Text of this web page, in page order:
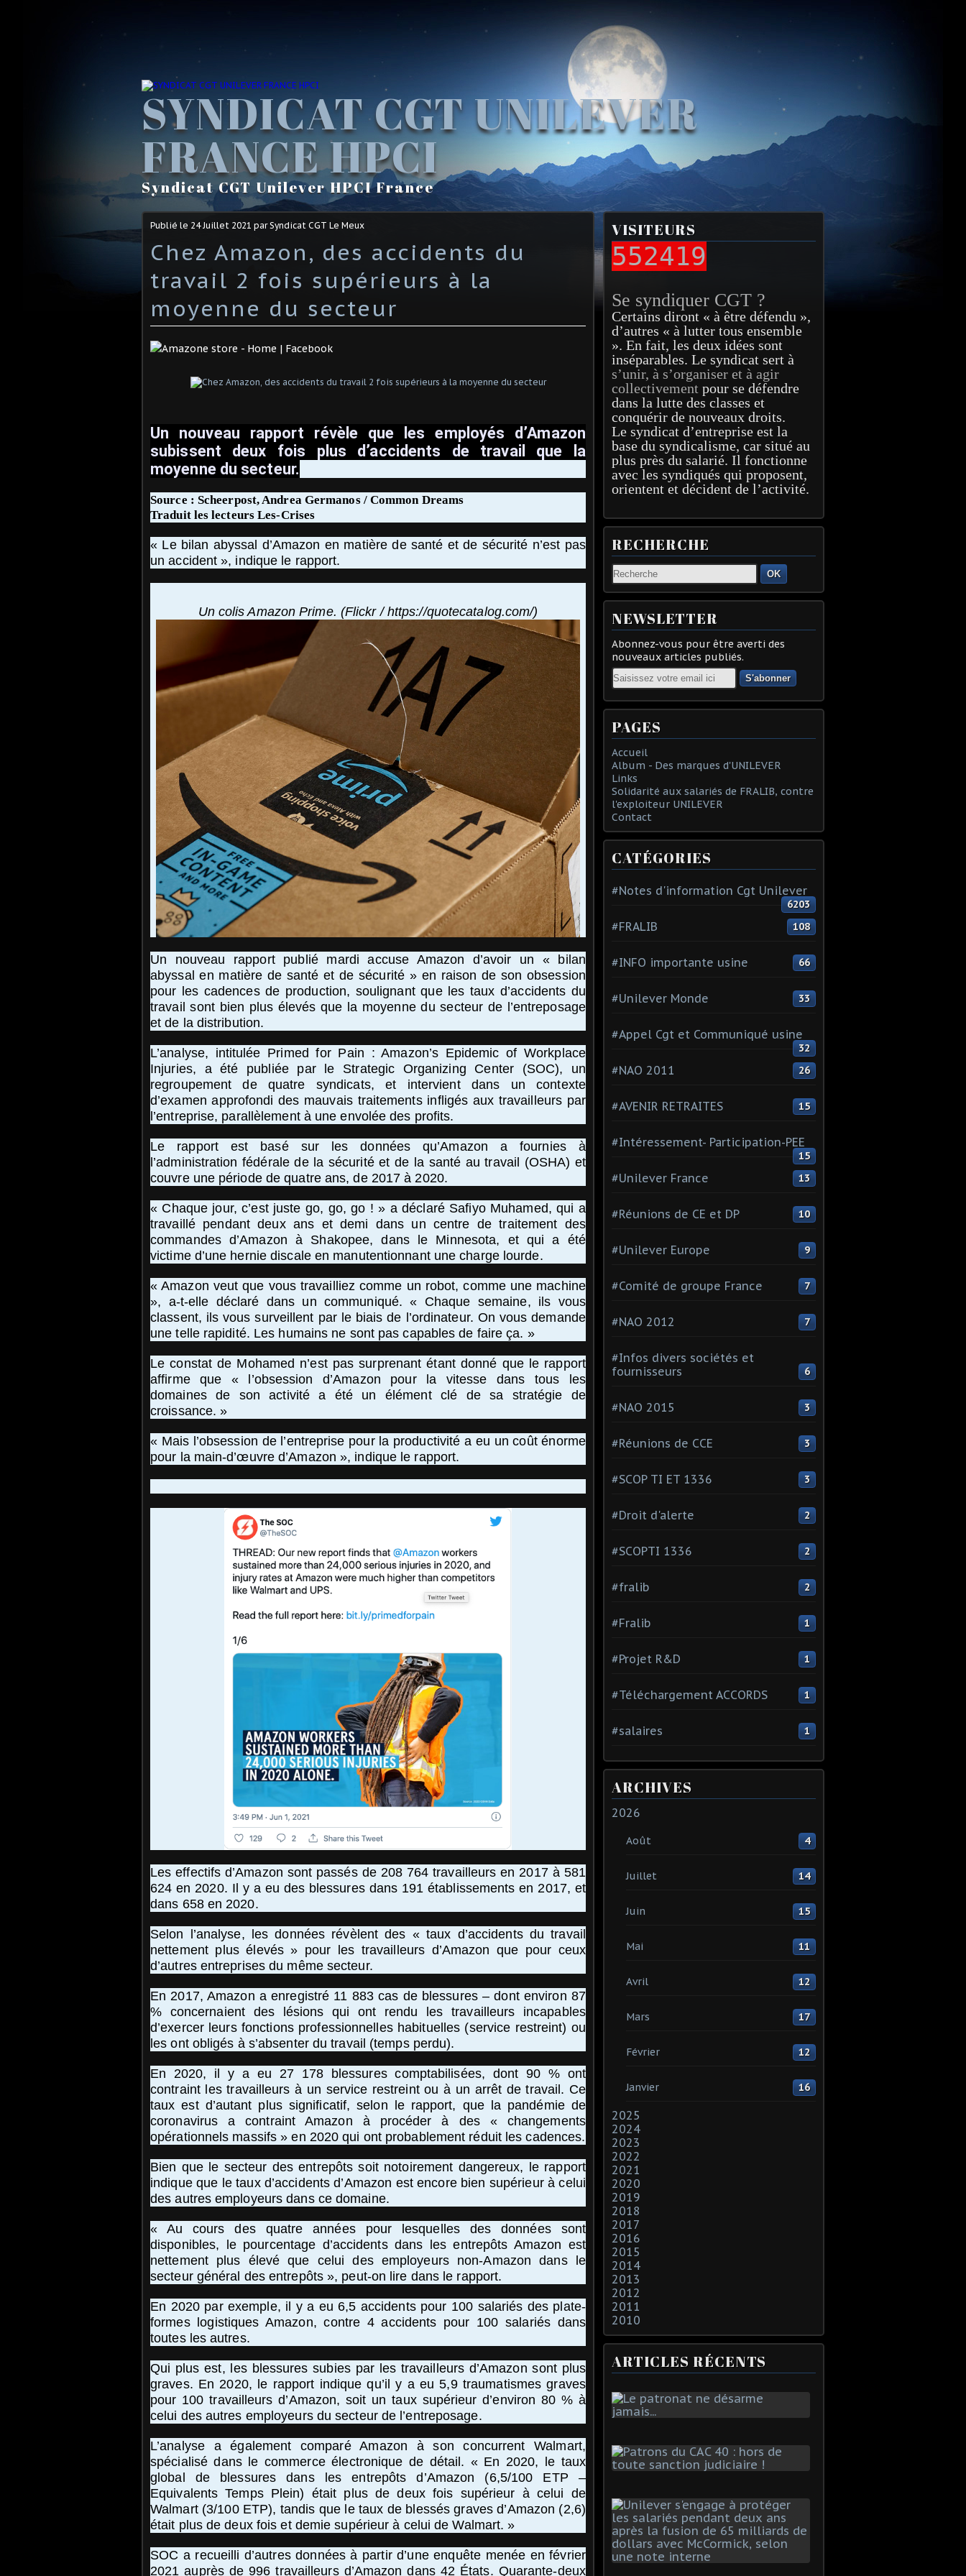
SYNDICAT CGT UNILEVER
FRANCE HPCI
Syndicat CGT Unilever HPCI France
Publié le 24 Juillet 2021 par Syndicat CGT Le Meux
Chez Amazon, des accidents du
travail 2 fois supérieurs à la
moyenne du secteur
Un nouveau rapport révèle que les employés d’Amazon
subissent deux fois plus d’accidents de travail que la
moyenne du secteur.
Source : Scheerpost, Andrea Germanos / Common Dreams
Traduit les lecteurs Les-Crises
« Le bilan abyssal d’Amazon en matière de santé et de sécurité n’est pas
un accident », indique le rapport.
Un colis Amazon Prime. (Flickr / https://quotecatalog.com/)
Un nouveau rapport publié mardi accuse Amazon d’avoir un « bilan
abyssal en matière de santé et de sécurité » en raison de son obsession
pour les cadences de production, soulignant que les taux d’accidents du
travail sont bien plus élevés que la moyenne du secteur de l’entreposage
et de la distribution.
L’analyse, intitulée Primed for Pain : Amazon’s Epidemic of Workplace
Injuries, a été publiée par le Strategic Organizing Center (SOC), un
regroupement de quatre syndicats, et intervient dans un contexte
d’examen approfondi des mauvais traitements infligés aux travailleurs par
l’entreprise, parallèlement à une envolée des profits.
Le rapport est basé sur les données qu’Amazon a fournies à
l’administration fédérale de la sécurité et de la santé au travail (OSHA) et
couvre une période de quatre ans, de 2017 à 2020.
« Chaque jour, c’est juste go, go, go ! » a déclaré Safiyo Muhamed, qui a
travaillé pendant deux ans et demi dans un centre de traitement des
commandes d’Amazon à Shakopee, dans le Minnesota, et qui a été
victime d’une hernie discale en manutentionnant une charge lourde.
« Amazon veut que vous travailliez comme un robot, comme une machine
», a-t-elle déclaré dans un communiqué. « Chaque semaine, ils vous
classent, ils vous surveillent par le biais de l’ordinateur. On vous demande
une telle rapidité. Les humains ne sont pas capables de faire ça. »
Le constat de Mohamed n’est pas surprenant étant donné que le rapport
affirme que « l’obsession d’Amazon pour la vitesse dans tous les
domaines de son activité a été un élément clé de sa stratégie de
croissance. »
« Mais l’obsession de l’entreprise pour la productivité a eu un coût énorme
pour la main-d’œuvre d’Amazon », indique le rapport.
Les effectifs d’Amazon sont passés de 208 764 travailleurs en 2017 à 581
624 en 2020. Il y a eu des blessures dans 191 établissements en 2017, et
dans 658 en 2020.
Selon l’analyse, les données révèlent des « taux d’accidents du travail
nettement plus élevés » pour les travailleurs d’Amazon que pour ceux
d’autres entreprises du même secteur.
En 2017, Amazon a enregistré 11 883 cas de blessures – dont environ 87
% concernaient des lésions qui ont rendu les travailleurs incapables
d’exercer leurs fonctions professionnelles habituelles (service restreint) ou
les ont obligés à s’absenter du travail (temps perdu).
En 2020, il y a eu 27 178 blessures comptabilisées, dont 90 % ont
contraint les travailleurs à un service restreint ou à un arrêt de travail. Ce
taux est d’autant plus significatif, selon le rapport, que la pandémie de
coronavirus a contraint Amazon à procéder à des « changements
opérationnels massifs » en 2020 qui ont probablement réduit les cadences.
Bien que le secteur des entrepôts soit notoirement dangereux, le rapport
indique que le taux d’accidents d’Amazon est encore bien supérieur à celui
des autres employeurs dans ce domaine.
« Au cours des quatre années pour lesquelles des données sont
disponibles, le pourcentage d’accidents dans les entrepôts Amazon est
nettement plus élevé que celui des employeurs non-Amazon dans le
secteur général des entrepôts », peut-on lire dans le rapport.
En 2020 par exemple, il y a eu 6,5 accidents pour 100 salariés des plate-
formes logistiques Amazon, contre 4 accidents pour 100 salariés dans
toutes les autres.
Qui plus est, les blessures subies par les travailleurs d’Amazon sont plus
graves. En 2020, le rapport indique qu’il y a eu 5,9 traumatismes graves
pour 100 travailleurs d’Amazon, soit un taux supérieur d’environ 80 % à
celui des autres employeurs du secteur de l’entreposage.
L’analyse a également comparé Amazon à son concurrent Walmart,
spécialisé dans le commerce électronique de détail. « En 2020, le taux
global de blessures dans les entrepôts d’Amazon (6,5/100 ETP –
Equivalents Temps Plein) était plus de deux fois supérieur à celui de
Walmart (3/100 ETP), tandis que le taux de blessés graves d’Amazon (2,6)
était plus de deux fois et demie supérieur à celui de Walmart. »
SOC a recueilli d’autres données à partir d’une enquête menée en février
2021 auprès de 996 travailleurs d’Amazon dans 42 États. Quarante-deux
VISITEURS
552419
Se syndiquer CGT ?
Certains diront « à être défendu »,
d’autres « à lutter tous ensemble
». En fait, les deux idées sont
inséparables. Le syndicat sert à
s’unir, à s’organiser et à agir
collectivement pour se défendre
dans la lutte des classes et
conquérir de nouveaux droits.
Le syndicat d’entreprise est la
base du syndicalisme, car situé au
plus près du salarié. Il fonctionne
avec les syndiqués qui proposent,
orientent et décident de l’activité.
RECHERCHE
OK
NEWSLETTER
Abonnez-vous pour être averti des
nouveaux articles publiés.
Email
PAGES
Accueil
Album - Des marques d'UNILEVER
Links
Solidarité aux salariés de FRALIB, contre
l'exploiteur UNILEVER
Contact
CATÉGORIES
#Notes d'information Cgt Unilever
6203
#FRALIB 108
#INFO importante usine 66
#Unilever Monde 33
#Appel Cgt et Communiqué usine
32
#NAO 2011 26
#AVENIR RETRAITES 15
#Intéressement- Participation-PEE
15
#Unilever France 13
#Réunions de CE et DP 10
#Unilever Europe 9
#Comité de groupe France 7
#NAO 2012 7
#Infos divers sociétés et
fournisseurs
6
#NAO 2015 3
#Réunions de CCE 3
#SCOP TI ET 1336 3
#Droit d'alerte 2
#SCOPTI 1336 2
#fralib 2
#Fralib 1
#Projet R&D 1
#Téléchargement ACCORDS 1
#salaires 1
ARCHIVES
2026
Août 4
Juillet 14
Juin 15
Mai 11
Avril 12
Mars 17
Février 12
Janvier 16
2025
2024
2023
2022
2021
2020
2019
2018
2017
2016
2015
2014
2013
2012
2011
2010
ARTICLES RÉCENTS